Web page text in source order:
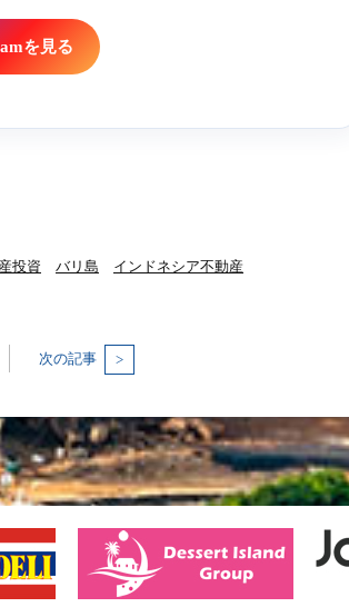
を見る
投資 バリ島 インドネシア不動産
次の記事